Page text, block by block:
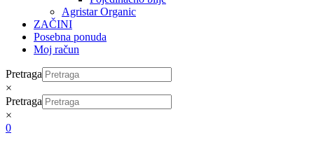
Agristar Organic
ZAČINI
Posebna ponuda
Moj račun
Pretraga
×
Pretraga
×
0